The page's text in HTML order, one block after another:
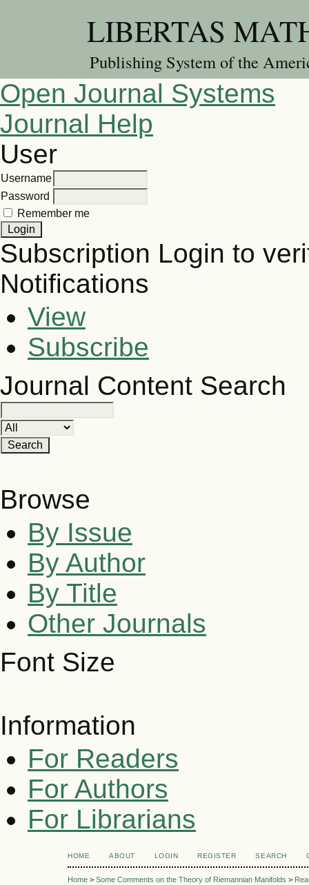
LIBERTAS
Publishing System of the
Open Journal Systems
Journal Help
User
Username
Password
Remember me
Subscription Login to
Notifications
View
Subscribe
Journal Content Search
Browse
By Issue
By Author
By Title
Other Journals
Font Size
Information
For Readers
For Authors
For Librarians
HOME ABOUT LOGIN REGISTER SEARCH
Home > Some Comments on the Theory of Riemannian Manifolds >